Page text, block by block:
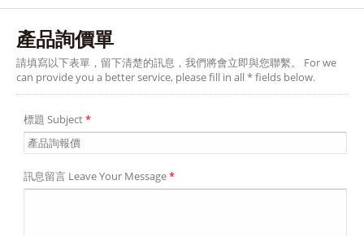
產品詢價單
請填寫以下表單，留下清楚的訊息，我們將會立即與您聯繫。 For we
can provide you a better service, please fill in all * fields below.
標題 Subject*
訊息留言 Leave Your Message*